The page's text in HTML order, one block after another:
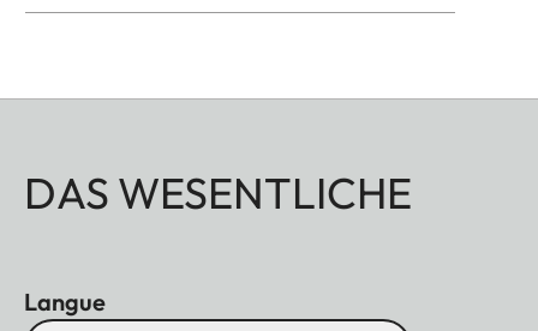
DAS WESENTLICHE
Langue